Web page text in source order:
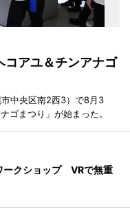
アユ＆チンアナゴ
中央区南2西3）で8月3
ゴまつり」が始まった。
ークショップ VRで無重